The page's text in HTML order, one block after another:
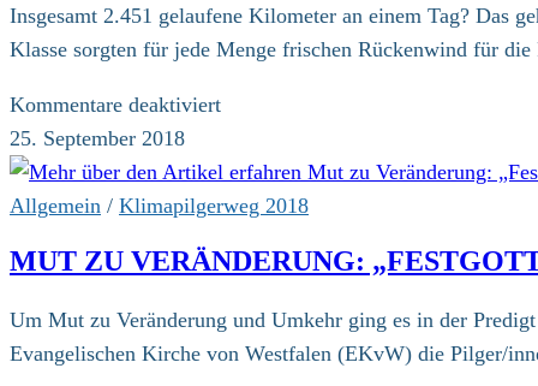
Insgesamt 2.451 gelaufene Kilometer an einem Tag? Das
Klasse sorgten für jede Menge frischen Rückenwind für
Kommentare deaktiviertfür
Grundschulkinder
pilgern
fürs
/
25. September 2018
Allgemein / Klimapilgerweg 2018
MUT ZU VERÄNDERUNG:
Um Mut zu Veränderung und Umkehr ging es in der
Evangelischen Kirche von Westfalen (EKvW) die Pilger/